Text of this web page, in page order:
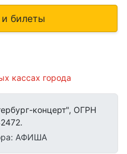
билеты
кассах города
концерт", ОГРН
АФИША